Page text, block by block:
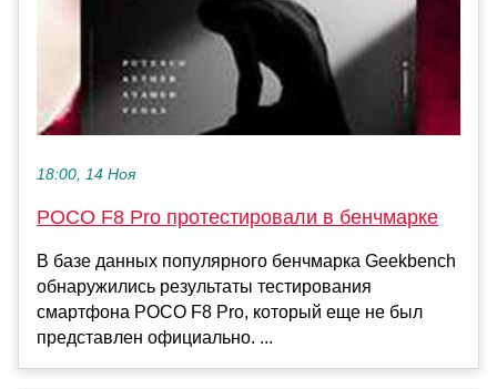
18:00, 14 Ноя
POCO F8 Pro протестировали в бенчмарке
В базе данных популярного бенчмарка Geekbench
обнаружились результаты тестирования
смартфона POCO F8 Pro, который еще не был
представлен официально. ...